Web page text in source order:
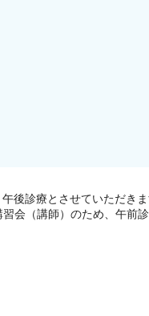
後診療とさせていただきま
会（講師）のため、午前